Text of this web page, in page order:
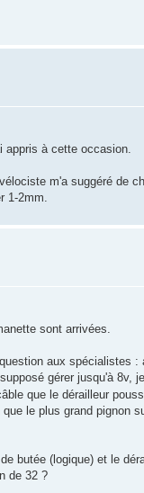
à cette occasion.
m'a suggéré de
1-2mm.
sont arrivées.
aux spécialistes :
gérer jusqu'à 8v,
que le dérailleur
le plus grand pignon
butée (logique) et le
de 32 ?